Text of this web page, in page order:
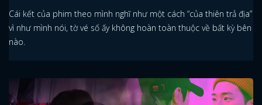
Cái kết của phim theo mình nghĩ như một cách “của thiên trả địa”
vì như mình nói, tờ vé số ấy không hoàn toàn thuộc về bất kỳ bên
nào.